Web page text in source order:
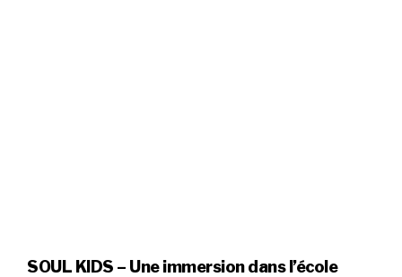
SOUL KIDS – Une immersion dans l’école